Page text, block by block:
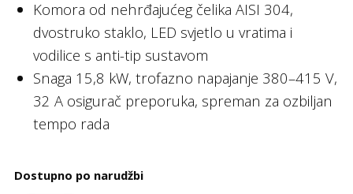
Komora od nehrđajućeg čelika AISI 304,
dvostruko staklo, LED svjetlo u vratima i
vodilice s anti-tip sustavom
Snaga 15,8 kW, trofazno napajanje 380–415 V,
32 A osigurač preporuka, spreman za ozbiljan
tempo rada
Dostupno po narudžbi